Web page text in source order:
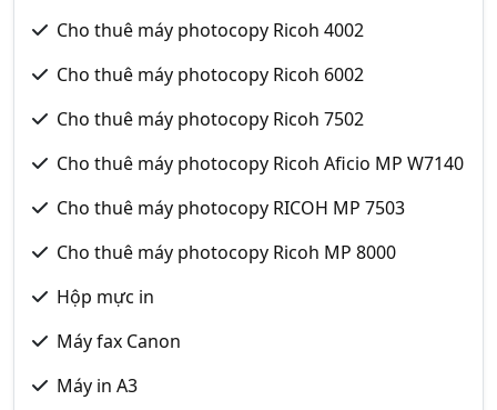
Cho thuê máy photocopy Ricoh 4002
Cho thuê máy photocopy Ricoh 6002
Cho thuê máy photocopy Ricoh 7502
Cho thuê máy photocopy Ricoh Aficio MP W7140
Cho thuê máy photocopy RICOH MP 7503
Cho thuê máy photocopy Ricoh MP 8000
Hộp mực in
Máy fax Canon
Máy in A3